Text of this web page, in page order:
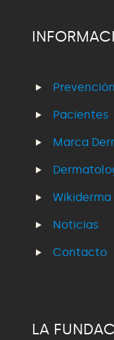
Prevención
Pacientes
Marca
Wikiderma
Noticias
Contacto
LA